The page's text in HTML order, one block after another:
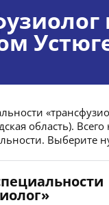
область).
Выберите